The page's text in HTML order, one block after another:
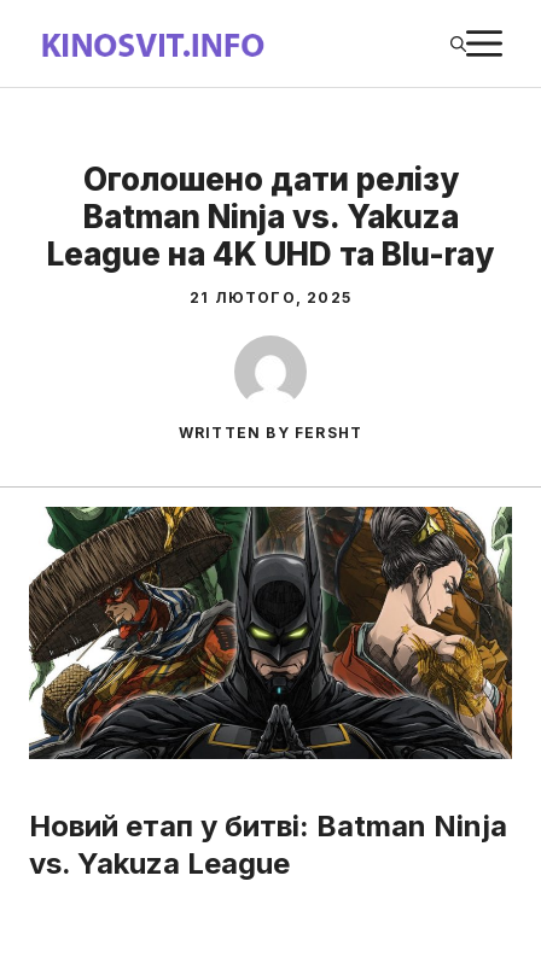
вмісту
Оголошено дати релізу
Batman Ninja vs. Yakuza
League на 4K UHD та Blu-ray
21 ЛЮТОГО, 2025
WRITTEN BY FERSHT
Новий етап у битві: Batman Ninja
vs. Yakuza League